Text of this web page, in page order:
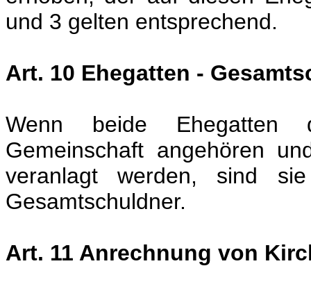
und 3 gelten entsprechend.
Art. 10 Ehegatten -
Wenn beide Ehegatten
Gemeinschaft angehören
veranlagt werden, sind
Gesamtschuldner.
Art. 11 Anrechnung von